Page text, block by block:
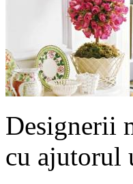
Designerii
cu ajutorul